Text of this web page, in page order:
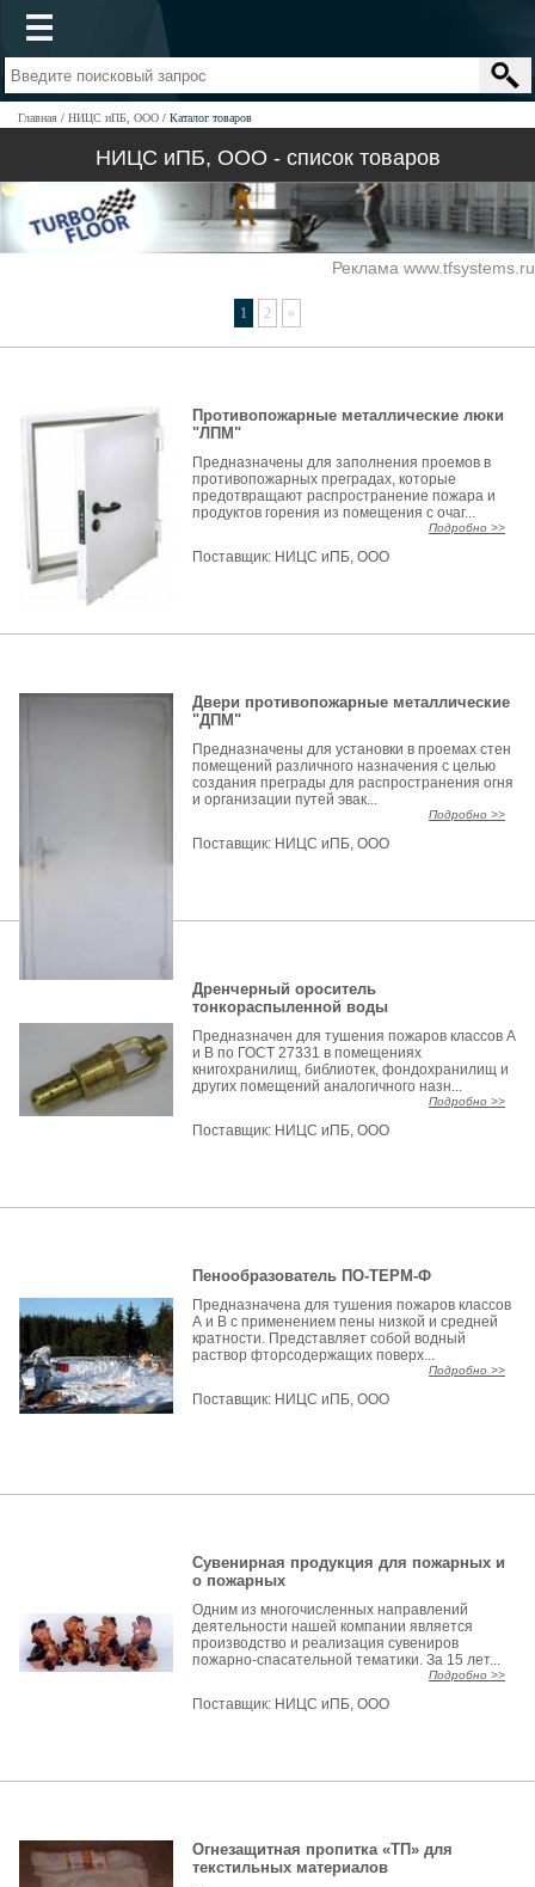
Главная НИЦС иПБ, ООО Каталог товаров
НИЦС иПБ, ООО - список товаров
Реклама www.tfsystems.ru
1 2 »
Противопожарные металлические люки
"ЛПМ"
Предназначены для заполнения проемов в
противопожарных преградах, которые
предотвращают распространение пожара и
продуктов горения из помещения с очаг...
Подробно >>
Поставщик: НИЦС иПБ, ООО
Двери противопожарные металлические
"ДПМ"
Предназначены для установки в проемах стен
помещений различного назначения с целью
создания преграды для распространения огня
и организации путей эвак...
Подробно >>
Поставщик: НИЦС иПБ, ООО
Дренчерный ороситель
тонкораспыленной воды
Предназначен для тушения пожаров классов А
и В по ГОСТ 27331 в помещениях
книгохранилищ, библиотек, фондохранилищ и
других помещений аналогичного назн...
Подробно >>
Поставщик: НИЦС иПБ, ООО
Пенообразователь ПО-ТЕРМ-Ф
Предназначена для тушения пожаров классов
А и В с применением пены низкой и средней
кратности. Представляет собой водный
раствор фторсодержащих поверх...
Подробно >>
Поставщик: НИЦС иПБ, ООО
Сувенирная продукция для пожарных и
о пожарных
Одним из многочисленных направлений
деятельности нашей компании является
производство и реализация сувениров
пожарно-спасательной тематики. За 15 лет...
Подробно >>
Поставщик: НИЦС иПБ, ООО
Огнезащитная пропитка «ТП» для
текстильных материалов